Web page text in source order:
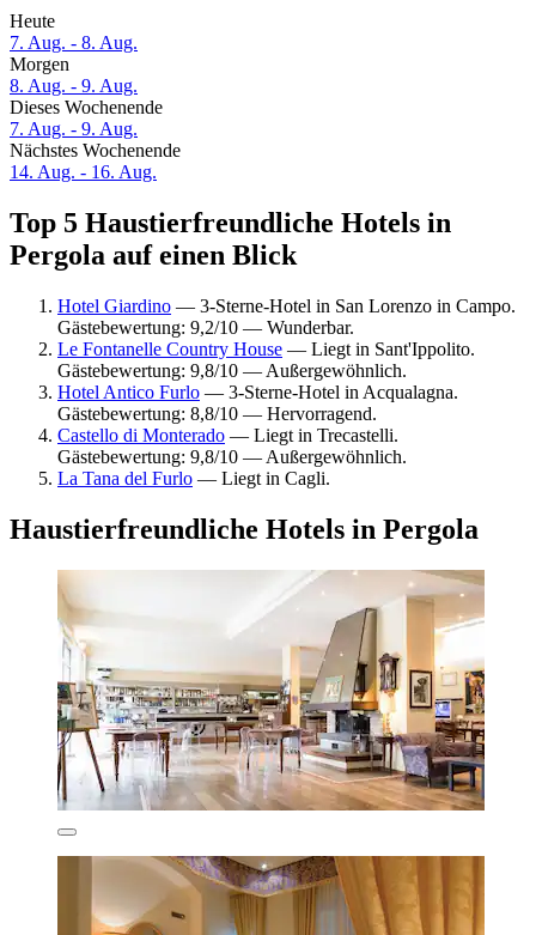
Heute
7. Aug. - 8. Aug.
Morgen
8. Aug. - 9. Aug.
Dieses Wochenende
7. Aug. - 9. Aug.
Nächstes Wochenende
14. Aug. - 16. Aug.
Top 5 Haustierfreundliche Hotels in
Pergola auf einen Blick
Hotel Giardino — 3-Sterne-Hotel in San Lorenzo in Campo.
Gästebewertung: 9,2/10 — Wunderbar.
Le Fontanelle Country House — Liegt in Sant'Ippolito.
Gästebewertung: 9,8/10 — Außergewöhnlich.
Hotel Antico Furlo — 3-Sterne-Hotel in Acqualagna.
Gästebewertung: 8,8/10 — Hervorragend.
Castello di Monterado — Liegt in Trecastelli.
Gästebewertung: 9,8/10 — Außergewöhnlich.
La Tana del Furlo — Liegt in Cagli.
Haustierfreundliche Hotels in Pergola